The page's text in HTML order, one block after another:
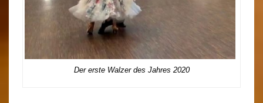
Der erste Walzer des Jahres 2020